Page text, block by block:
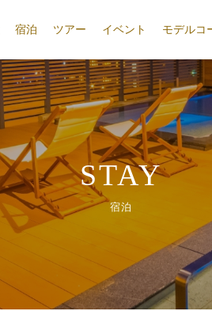
宿泊 ツアー イベント モデルコ
STAY
宿泊